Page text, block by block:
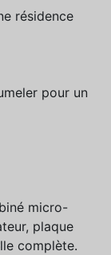
résidence
pour un
micro-
plaque
complète.